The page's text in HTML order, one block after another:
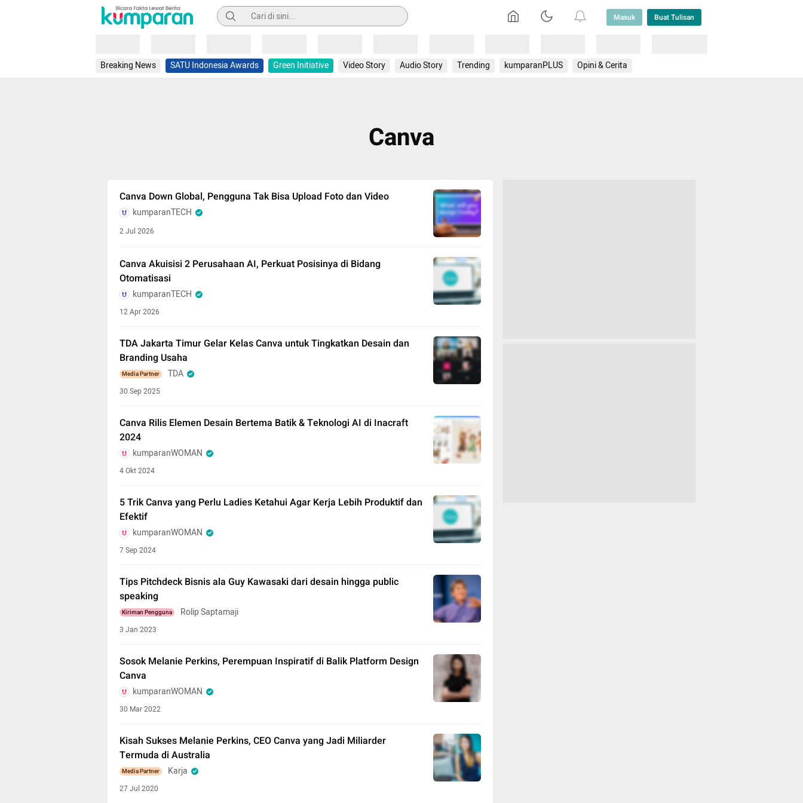
Pencarian Masuk Buat Tulisan
Breaking News SATU Indonesia Awards Green Initiative Video Story Audio Story Trending kumparanPLUS Opini & Cerita
Canva
Canva Down Global, Pengguna Tak Bisa Upload Foto dan Video
kumparanTECH
2 Jul 2026
Canva Akuisisi 2 Perusahaan AI, Perkuat Posisinya di Bidang
Otomatisasi
kumparanTECH
12 Apr 2026
TDA Jakarta Timur Gelar Kelas Canva untuk Tingkatkan Desain dan
Branding Usaha
Media Partner TDA
30 Sep 2025
Canva Rilis Elemen Desain Bertema Batik & Teknologi AI di Inacraft
2024
kumparanWOMAN
4 Okt 2024
5 Trik Canva yang Perlu Ladies Ketahui Agar Kerja Lebih Produktif dan
Efektif
kumparanWOMAN
7 Sep 2024
Tips Pitchdeck Bisnis ala Guy Kawasaki dari desain hingga public
speaking
Kiriman Pengguna Rolip Saptamaji
3 Jan 2023
Sosok Melanie Perkins, Perempuan Inspiratif di Balik Platform Design
Canva
kumparanWOMAN
30 Mar 2022
Kisah Sukses Melanie Perkins, CEO Canva yang Jadi Miliarder
Termuda di Australia
Media Partner Karja
27 Jul 2020